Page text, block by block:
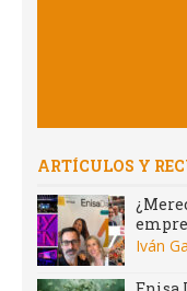
ARTÍCULOS Y
Iván